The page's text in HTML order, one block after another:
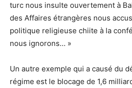
turc nous insulte ouvertement à
des Affaires étrangères nous
politique religieuse chiite à la
nous ignorons… »
Un autre exemple qui a causé du
régime est le blocage de 1,6